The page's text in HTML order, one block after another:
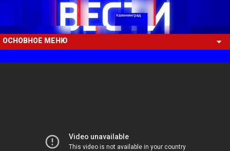
ОСНОВНОЕ МЕНЮ